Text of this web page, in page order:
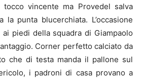
tocco vincente ma Provedel salva
la punta blucerchiata. L’occasione
piedi della squadra di Giampaolo
Corner perfetto calciato da
che di testa manda il pallone sul
i padroni di casa provano a